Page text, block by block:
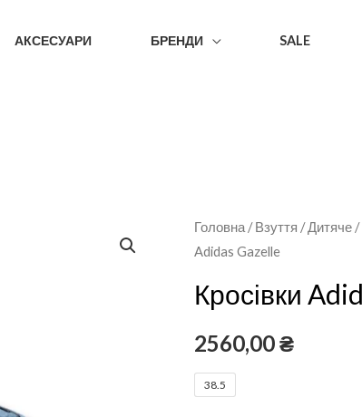
АКСЕСУАРИ БРЕНДИ SALE
Головна /Взуття /Дитяче /
Adidas Gazelle
Кросівки
2560,00₴
38.5